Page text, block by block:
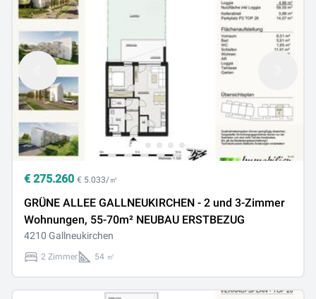
€ 275.260 € 5.033/㎡
GRÜNE ALLEE GALLNEUKIRCHEN - 2 und 3-Zimmer
Wohnungen, 55-70m² NEUBAU ERSTBEZUG
4210 Gallneukirchen
2 Zimmer 54 ㎡